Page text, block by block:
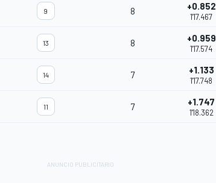
9 8 +0.852
1'17.467
13 8 +0.959
1'17.574
14 7 +1.133
1'17.748
11 7 +1.747
1'18.362